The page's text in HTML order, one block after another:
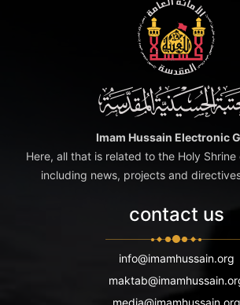
Imam Hussain Electronic
Here, all that is related to the Holy Shrine
including news, projects and
contact us
info@imamhussain.org